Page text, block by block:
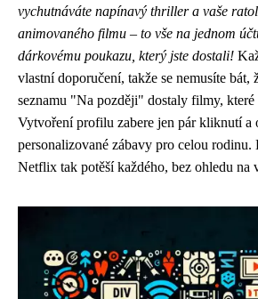
vychutnáváte napínavý thriller a vaše
animovaného filmu – to vše na jednom
dárkovému poukazu, který jste dostali!
vlastní doporučení, takže se nemusíte bát,
seznamu "Na později" dostaly filmy, které
Vytvoření profilu zabere jen pár kliknutí a
personalizované zábavy pro celou
Netflix tak potěší každého, bez ohledu na